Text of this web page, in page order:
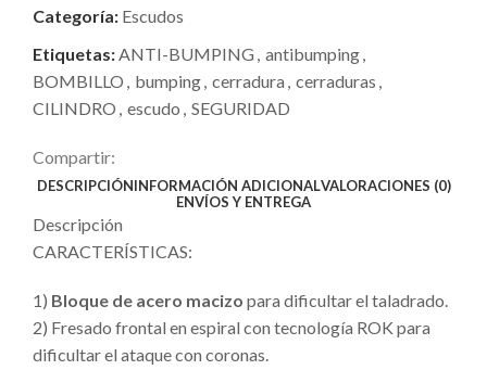
Categoría: Escudos
Etiquetas:ANTI-BUMPING , antibumping,
BOMBILLO , bumping, cerradura , cerraduras ,
CILINDRO , escudo , SEGURIDAD
Compartir:
DESCRIPCIÓNINFORMACIÓN ADICIONALVALORACIONES (0)
ENVÍOS Y ENTREGA
Descripción
CARACTERÍSTICAS:
1) Bloque de acero macizo para dificultar el taladrado.
2) Fresado frontal en espiral con tecnología ROK para
dificultar el ataque con coronas.